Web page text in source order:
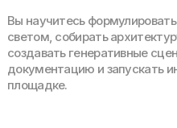
Вы научитесь
светом, собирать
создавать генеративные
документацию и запускать
площадке.